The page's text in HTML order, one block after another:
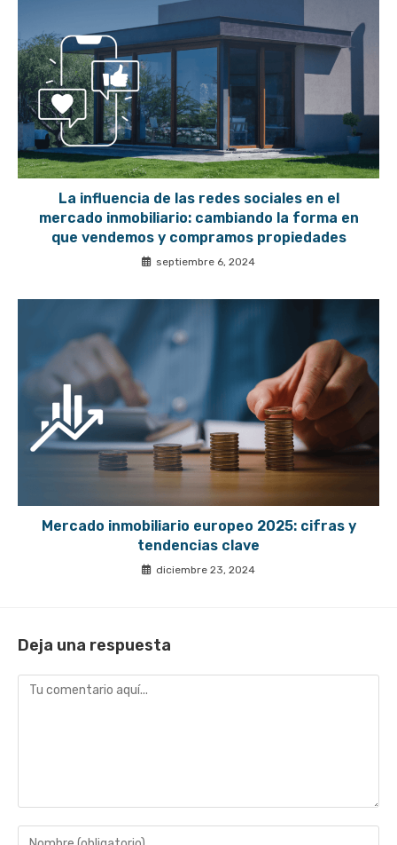
La influencia de las redes sociales en el
mercado inmobiliario: cambiando la forma en
que vendemos y compramos propiedades
septiembre 6, 2024
Mercado inmobiliario europeo 2025: cifras y
tendencias clave
diciembre 23, 2024
Deja una respuesta
Comentario
Introduce